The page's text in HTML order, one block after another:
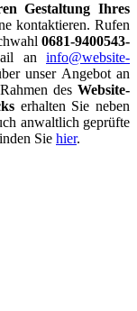
Gestaltung Ihres
kontaktieren. Rufen
0681-9400543-
an info@website-
unser Angebot an
des Website-
erhalten Sie neben
anwaltlich geprüfte
Sie hier.